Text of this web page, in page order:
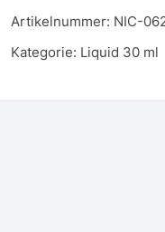
062
-
Passionsfrucht
Artikelnummer: NIC-
Kategorie: Liquid 30 ml